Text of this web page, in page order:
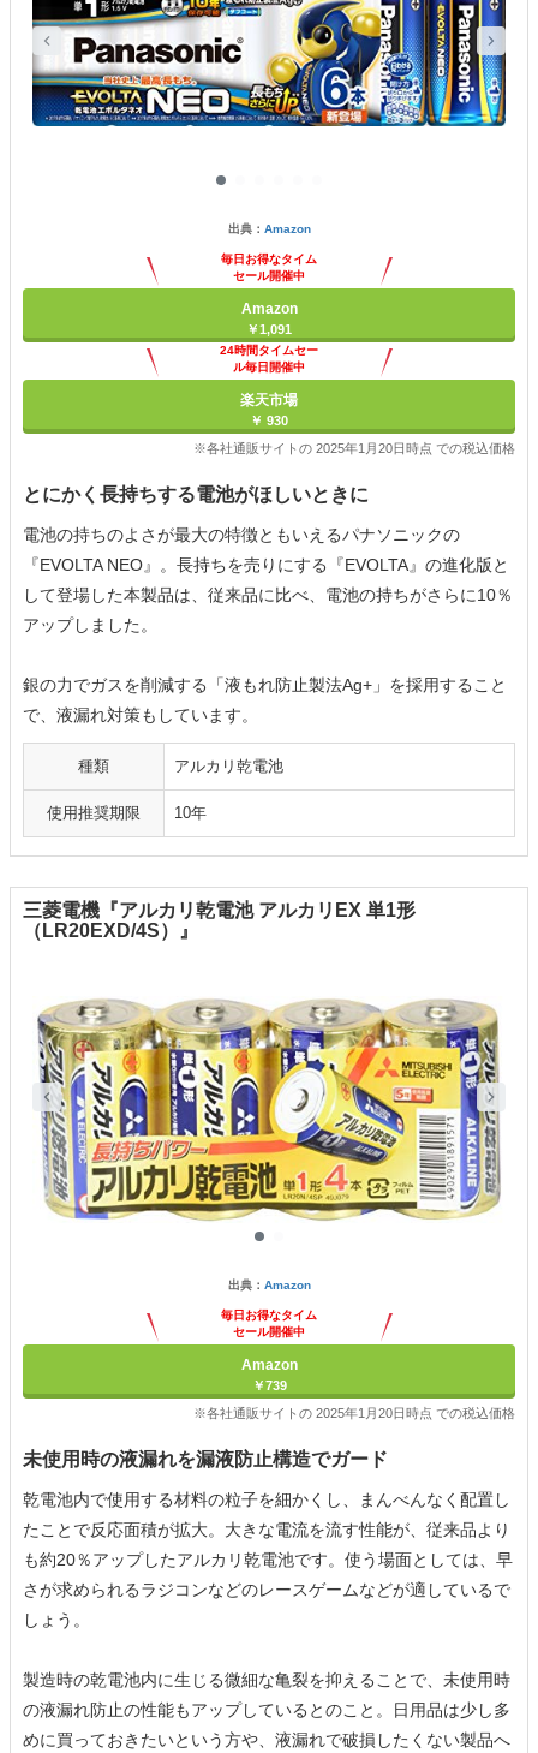
出典： Amazon
毎日お得なタイム
セール開催中
Amazon
￥1,091
24時間タイムセー
ル毎日開催中
楽天市場
￥ 930
※各社通販サイトの 2025年1月20日時点 での税込価格
とにかく長持ちする電池がほしいときに
電池の持ちのよさが最大の特徴ともいえるパナソニックの
『EVOLTA NEO』。長持ちを売りにする『EVOLTA』の進化版と
して登場した本製品は、従来品に比べ、電池の持ちがさらに10％
アップしました。
銀の力でガスを削減する「液もれ防止製法Ag+」を採用すること
で、液漏れ対策もしています。
種類 アルカリ乾電池
使用推奨期限 10年
三菱電機『アルカリ乾電池 アルカリEX 単1形
（LR20EXD/4S）』
出典： Amazon
毎日お得なタイム
セール開催中
Amazon
￥739
※各社通販サイトの 2025年1月20日時点 での税込価格
未使用時の液漏れを漏液防止構造でガード
乾電池内で使用する材料の粒子を細かくし、まんべんなく配置し
たことで反応面積が拡大。大きな電流を流す性能が、従来品より
も約20％アップしたアルカリ乾電池です。使う場面としては、早
さが求められるラジコンなどのレースゲームなどが適しているで
しょう。
製造時の乾電池内に生じる微細な亀裂を抑えることで、未使用時
の液漏れ防止の性能もアップしているとのこと。日用品は少し多
めに買っておきたいという方や、液漏れで破損したくない製品へ